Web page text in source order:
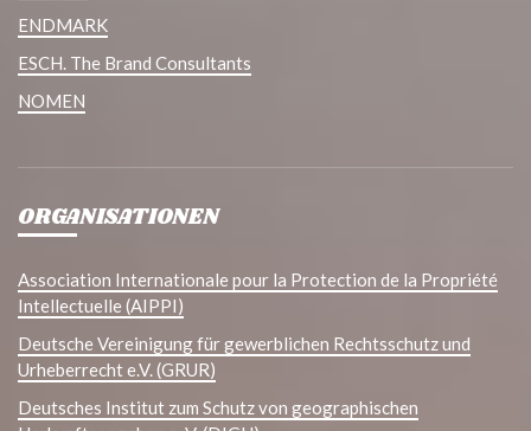
ENDMARK
ESCH. The Brand Consultants
NOMEN
ORGANISATIONEN
Association Internationale pour la Protection de la Propriété
Intellectuelle (AIPPI)
Deutsche Vereinigung für gewerblichen Rechtsschutz und
Urheberrecht e.V. (GRUR)
Deutsches Institut zum Schutz von geographischen